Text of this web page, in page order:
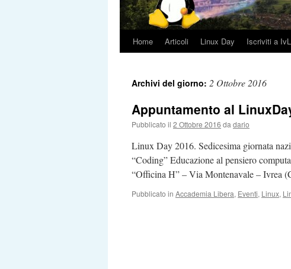
Vai
contenuto
Home Articoli Linux Day Iscriviti a
Archivi del giorno: 2 Ottobre 2016
Appuntamento al
Pubblicato il 2 Ottobre 2016 da dario
Linux Day 2016. Sedicesima giornata
“Coding” Educazione al pensiero
“Officina H” – Via Montenavale – Ivrea
Pubblicato in Accademia Libera, Eventi, Linux,